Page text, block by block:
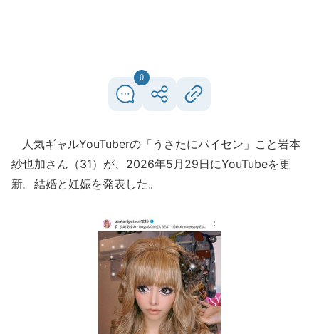
0
人気ギャルYouTuberの「うさたにパイセン」こと岩本
紗也加さん（31）が、2026年5月29日にYouTubeを更
新。結婚と妊娠を発表した。